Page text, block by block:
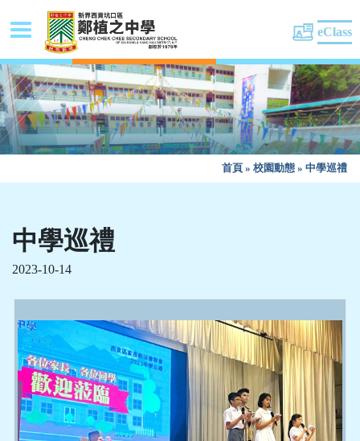
eClass
首頁 » 校園動態 » 中學巡禮
中學巡禮
2023-10-14